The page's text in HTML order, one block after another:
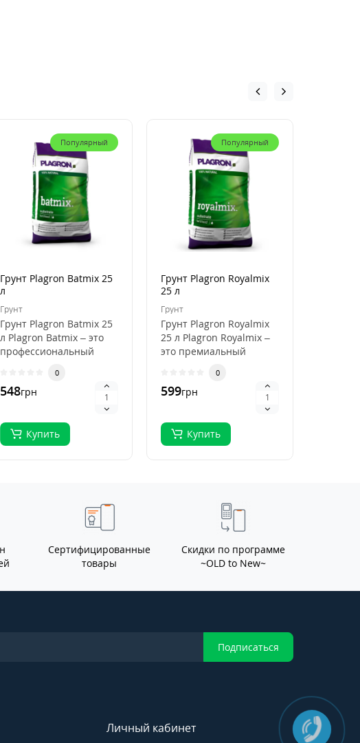
Популярный
Грунт Plagron Batmix 25
л
Грунт
Грунт Plagron Batmix 25
л Plagron Batmix – это
профессиональный
органического
выращива..
0
548грн
Купить
Популярный
Грунт Plagron Royalmix
25 л
Грунт
Грунт Plagron Royalmix
25 л Plagron Royalmix –
это премиальный
органического в..
0
599грн
Купить
Сертифицированные
товары
Скидки по программе
~OLD to New~
Подписаться
Личный кабинет